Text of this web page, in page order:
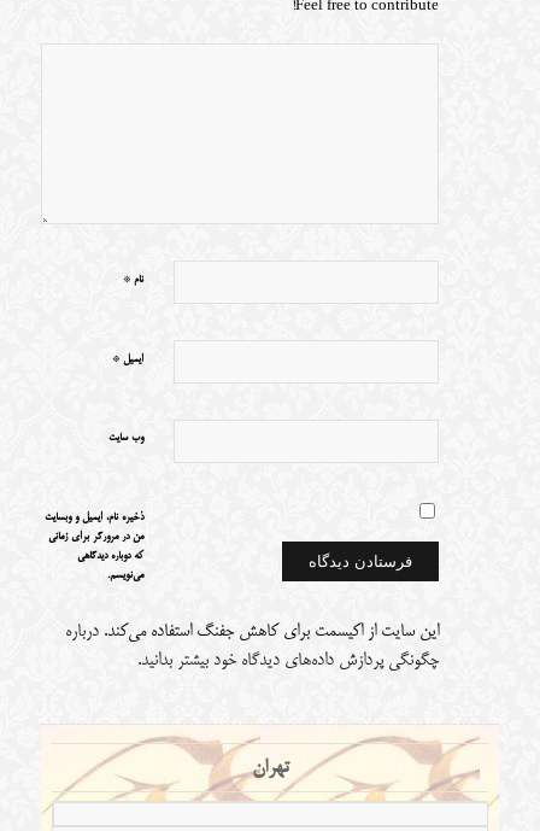
Feel free to contribute!
نام *
ایمیل *
وب‌ سایت
ذخیره نام، ایمیل و وبسایت
من در مرورگر برای زمانی
که دوباره دیدگاهی
می‌نویسم.
این سایت از اکیسمت برای کاهش جفنگ استفاده می‌کند. درباره
چگونگی پردازش داده‌های دیدگاه خود بیشتر بدانید.
تهران